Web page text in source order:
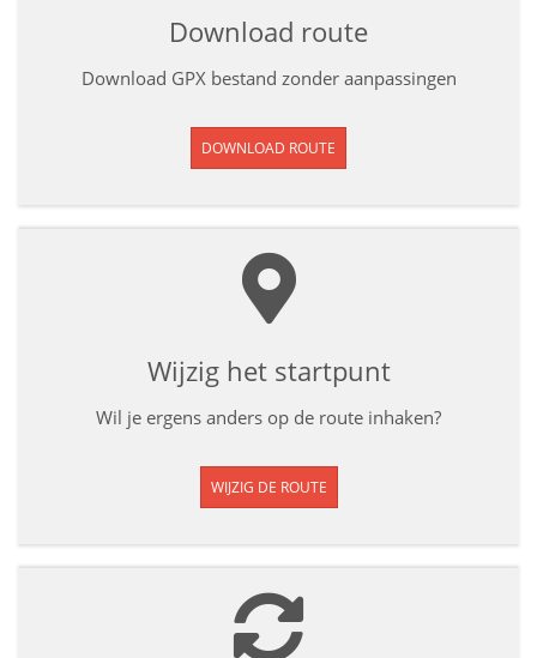
Download route
Download GPX bestand zonder aanpassingen
DOWNLOAD ROUTE
Wijzig het startpunt
Wil je ergens anders op de route inhaken?
WIJZIG DE ROUTE